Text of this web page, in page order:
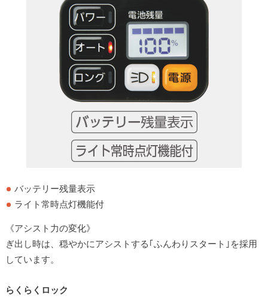
バッテリー残量表示
ライト常時点灯機能付
《アシスト力の変化》
ぎ出し時は、穏やかにアシストする｢ふんわりスタート｣を採用
しています。
らくらくロック